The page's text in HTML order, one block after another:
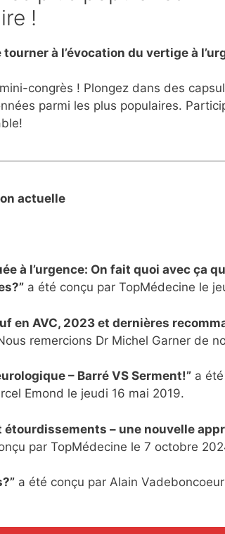
!
à l’évocation du vertige à
congrès ! Plongez dans des
parmi les plus populaires.
actuelle
à l’urgence: On fait quoi avec ça
a été conçu par TopMédecine le
en AVC, 2023 et dernières
remercions Dr Michel Garner de
– Barré VS Serment!” a
Emond le jeudi 16 mai 2019.
étourdissements – une nouvelle
par TopMédecine le 7 octobre
a été conçu par Alain